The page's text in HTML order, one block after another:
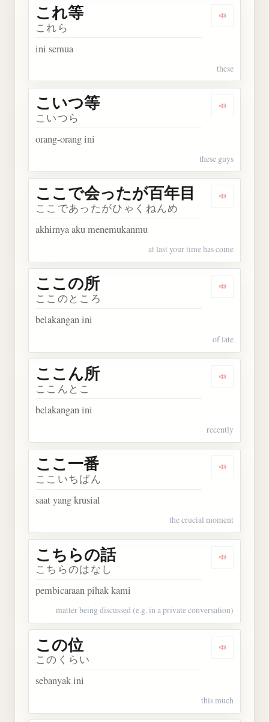
Dengarkan
これ等
これら
ini semua
these
Dengarkan
こいつ等
こいつら
orang-orang ini
these guys
Dengarkan
ここで会ったが百年目
ここであったがひゃくねんめ
akhirnya aku menemukanmu
at last your time has come
Dengarkan
ここの所
ここのところ
belakangan ini
of late
Dengarkan
ここん所
ここんとこ
belakangan ini
recently
Dengarkan
ここ一番
ここいちばん
saat yang krusial
the crucial moment
Dengarkan
こちらの話
こちらのはなし
pembicaraan pihak kami
matter being discussed (e.g. in a private conversation)
Dengarkan
この位
このくらい
sebanyak ini
this much